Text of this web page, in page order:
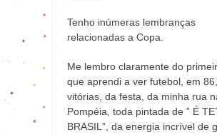
Tenho inúmeras lembranças
relacionadas a Copa.
Me lembro claramente do
que aprendi a ver futebol, em
vitórias, da festa, da minha rua
Pompéia, toda pintada de ” É
BRASIL”, da energia incrível de